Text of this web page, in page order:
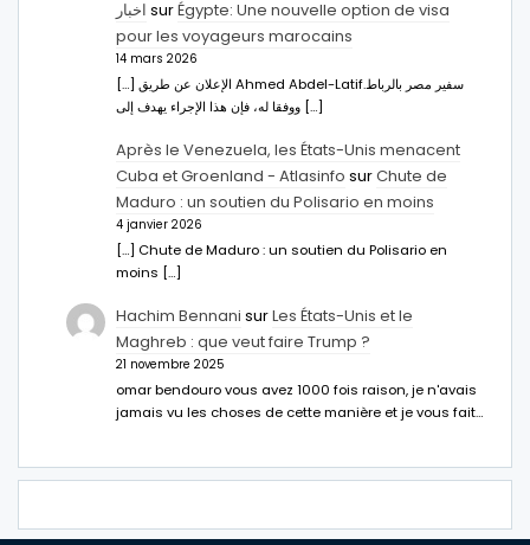
اخبار surÉgypte: Une nouvelle option de visa
pour les voyageurs marocains
14 mars 2026
[…] الإعلان عن طريق Ahmed Abdel-Latifسفير مصر بالرباط.
ووفقا له، فإن هذا الإجراء يهدف إلى […]
Après le Venezuela, les États-Unis menacent
Cuba et Groenland - Atlasinfo surChute de
Maduro : un soutien du Polisario en moins
4 janvier 2026
[…] Chute de Maduro : un soutien du Polisario en
moins […]
Hachim Bennani surLes États-Unis et le
Maghreb : que veut faire Trump ?
21 novembre 2025
omar bendouro vous avez 1000 fois raison, je n'avais
jamais vu les choses de cette manière et je vous fait…